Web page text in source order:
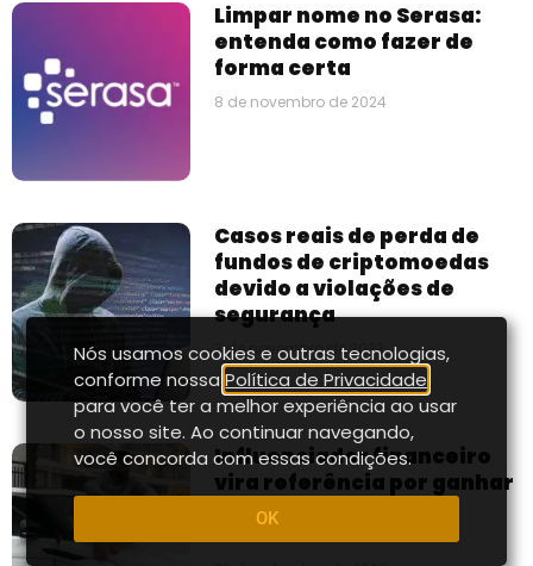
Limpar nome no Serasa:
entenda como fazer de
forma certa
8 de novembro de 2024
Casos reais de perda de
fundos de criptomoedas
devido a violações de
segurança
7 de novembro de 2023
Influenciador financeiro
vira referência por ganhar
dinheiro rápido pela
Nós usamos cookies e outras tecnologias,
conforme nossaPolítica de Privacidade
para você ter a melhor experiência ao usar
o nosso site. Ao continuar navegando,
você concorda com essas condições.
OK